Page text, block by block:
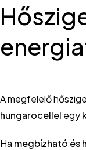
A megfelelő
hungarocellel egy
Ha megbízható és